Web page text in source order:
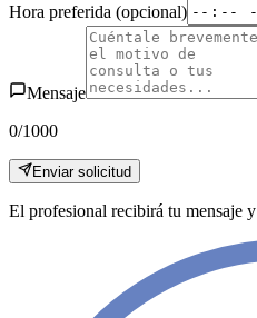
Hora preferida (opcional)
Mensaje
0/1000
Enviar solicitud
El profesional recibirá tu mensaje